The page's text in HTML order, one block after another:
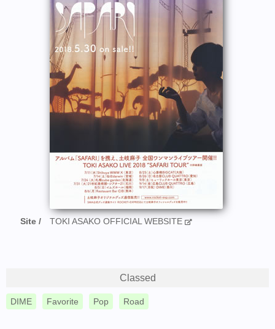
Site TOKI ASAKO OFFICIAL WEBSITE
Classed
DIME Favorite Pop Road